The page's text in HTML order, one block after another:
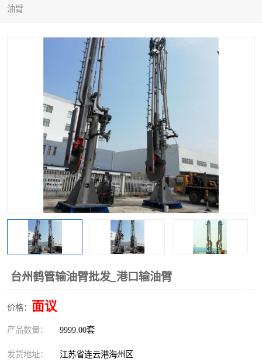
油臂
台州鹤管输油臂批发_港口输油臂
价格： 面议
产品数量： 9999.00套
发货地址： 江苏省连云港海州区